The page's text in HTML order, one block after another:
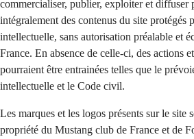
commercialiser, publier, exploiter et diffuser
intégralement des contenus du site protégés
intellectuelle, sans autorisation préalable et
France. En absence de celle-ci, des actions
pourraient être entrainées telles que le
intellectuelle et le Code civil.
Les marques et les logos présents sur le site
propriété du Mustang club de France et de